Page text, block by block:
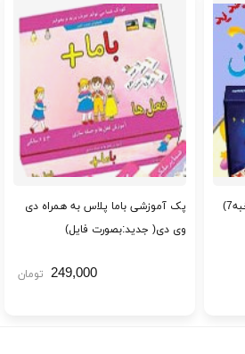
پک آموزشی باما پلاس به همراه دی
وی دی( جدید:بصورت فایل)
249,000 تومان